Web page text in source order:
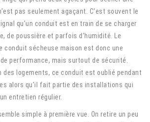
pas seulement agaçant. C’est souvent le
qu’un conduit est en train de se charger
de poussière et parfois d’humidité. Le
conduit sécheuse maison est donc une
performance, mais surtout de sécurité.
des logements, ce conduit est oublié pendant
alors qu’il fait partie des installations qui
entretien régulier.
simple à première vue. On retire un peu